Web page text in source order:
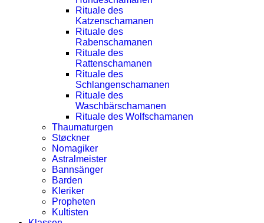
Rituale des
Katzenschamanen
Rituale des
Rabenschamanen
Rituale des
Rattenschamanen
Rituale des
Schlangenschamanen
Rituale des
Waschbärschamanen
Rituale des Wolfschamanen
Thaumaturgen
Støckner
Nomagiker
Astralmeister
Bannsänger
Barden
Kleriker
Propheten
Kultisten